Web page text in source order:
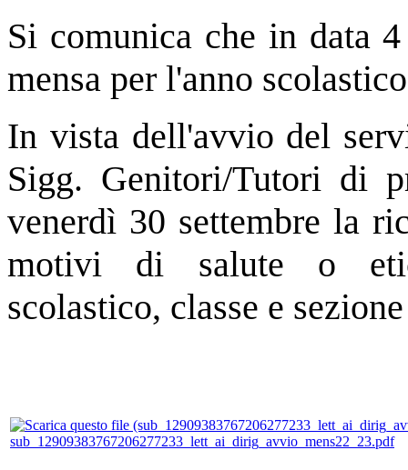
Si comunica che in data
mensa per l'anno
In vista dell'avvio del
Sigg. Genitori/Tutori di
venerdì 30 settembre la
motivi di salute o
scolastico, classe e
sub_12909383767206277233_lett_ai_dirig_avvio_mens22_23.pdf